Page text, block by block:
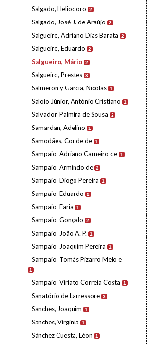
Salgado, Heliodoro 2
Salgado, José J. de Araújo 2
Salgueiro, Adriano Dias Barata 2
Salgueiro, Eduardo 2
Salgueiro, Mário 2
Salgueiro, Prestes 3
Salmeron y Garcia, Nicolas 1
Saloio Júnior, António Cristiano 1
Salvador, Palmira de Sousa 2
Samardan, Adelino 1
Samodães, Conde de 1
Sampaio, Adriano Carneiro de 1
Sampaio, Armindo de 2
Sampaio, Diogo Pereira 1
Sampaio, Eduardo 2
Sampaio, Faria 1
Sampaio, Gonçalo 2
Sampaio, João A. P. 1
Sampaio, Joaquim Pereira 1
Sampaio, Tomás Pizarro Melo e
1
Sampaio, Viriato Correia Costa 1
Sanatório de Larressore 3
Sanches, Joaquim 1
Sanches, Virgínia 1
Sánchez Cuesta, Léon 1